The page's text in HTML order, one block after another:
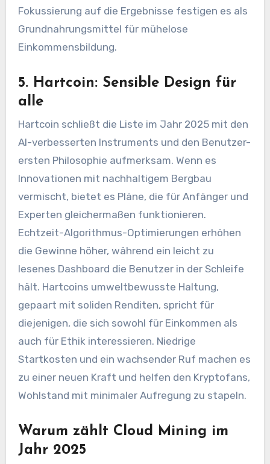
Fokussierung auf die Ergebnisse festigen es als
Grundnahrungsmittel für mühelose
Einkommensbildung.
5. Hartcoin: Sensible Design für
alle
Hartcoin schließt die Liste im Jahr 2025 mit den
AI-verbesserten Instruments und den Benutzer-
ersten Philosophie aufmerksam. Wenn es
Innovationen mit nachhaltigem Bergbau
vermischt, bietet es Pläne, die für Anfänger und
Experten gleichermaßen funktionieren.
Echtzeit-Algorithmus-Optimierungen erhöhen
die Gewinne höher, während ein leicht zu
lesenes Dashboard die Benutzer in der Schleife
hält. Hartcoins umweltbewusste Haltung,
gepaart mit soliden Renditen, spricht für
diejenigen, die sich sowohl für Einkommen als
auch für Ethik interessieren. Niedrige
Startkosten und ein wachsender Ruf machen es
zu einer neuen Kraft und helfen den Kryptofans,
Wohlstand mit minimaler Aufregung zu stapeln.
Warum zählt Cloud Mining im
Jahr 2025